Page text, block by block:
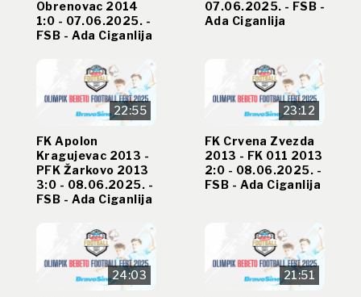
Obrenovac 2014
1:0 - 07.06.2025. -
FSB - Ada Ciganlija
07.06.2025. - FSB -
Ada Ciganlija
22:55
FK Apolon
Kragujevac 2013 -
PFK Žarkovo 2013
3:0 - 08.06.2025. -
FSB - Ada Ciganlija
23:12
FK Crvena Zvezda
2013 - FK 011 2013
2:0 - 08.06.2025. -
FSB - Ada Ciganlija
24:03 21:51